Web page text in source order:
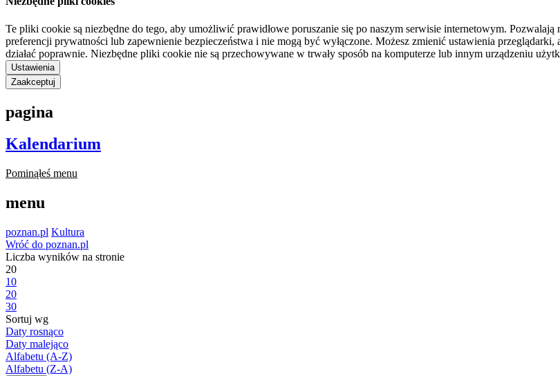
Te pliki cookie są niezbędne do tego, aby umożliwić prawidłowe poruszanie się po naszym serwisie internetowym.
preferencji prywatności lub zapewnienie bezpieczeństwa i nie mogą być wyłączone. Możesz zmienić ustawienia
działać poprawnie. Niezbędne pliki cookie nie są przechowywane w trwały sposób na komputerze lub innym urządzeniu
Ustawienia
Zaakceptuj
pagina
Kalendarium
Pominąłeś menu
menu
poznan.pl Kultura
Wróć do poznan.pl
Liczba wyników na stronie
20
10
20
30
Sortuj wg
Daty rosnąco
Daty malejąco
Alfabetu (A-Z)
Alfabetu (Z-A)